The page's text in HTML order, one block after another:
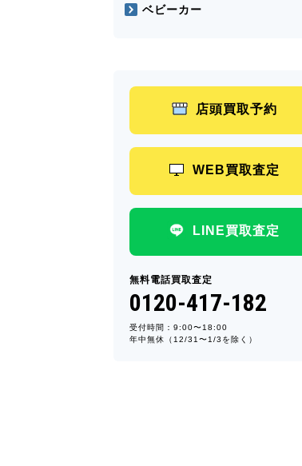
ベビーカー
店頭買取予約
WEB買取査定
LINE買取査定
無料電話買取査定
0120-417-182
受付時間：9:00〜18:00
年中無休（12/31〜1/3を除く）